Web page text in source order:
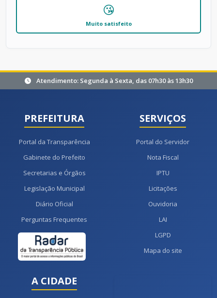
😘
Muito satisfeito
Atendimento: Segunda à Sexta, das 07h30 às 13h30
PREFEITURA
Portal da Transparência
Gabinete do Prefeito
Secretarias e Órgãos
Legislação Municipal
Diário Oficial
Perguntas Frequentes
SERVIÇOS
Portal do Servidor
Nota Fiscal
IPTU
Licitações
Ouvidoria
LAI
LGPD
Mapa do site
A CIDADE